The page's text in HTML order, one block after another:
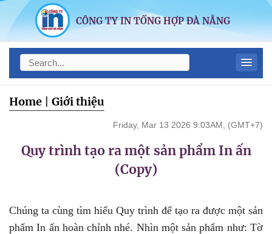
CÔNG TY IN TỔNG HỢP ĐÀ NẴNG
Home Giới thiệu
Friday, Mar 13 2026 9:03AM, (GMT+7)
Quy trình tạo ra một sản phẩm In ấn
(Copy)
Chúng ta cùng tìm hiểu Quy trình để tạo ra được một sản
phẩm In ấn hoàn chỉnh nhé. Nhìn một sản phẩm như: Tờ